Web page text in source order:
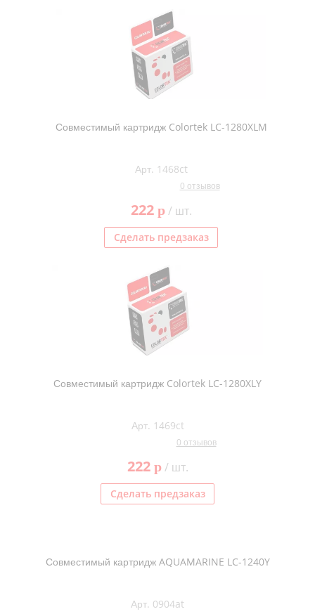
Совместимый картридж Colortek LC-1280XLM
Арт. 1468ct
0 отзывов
222 p/ шт.
Сделать предзаказ
Совместимый картридж Colortek LC-1280XLY
Арт. 1469ct
0 отзывов
222 p/ шт.
Сделать предзаказ
Совместимый картридж AQUAMARINE LC-1240Y
Арт. 0904at